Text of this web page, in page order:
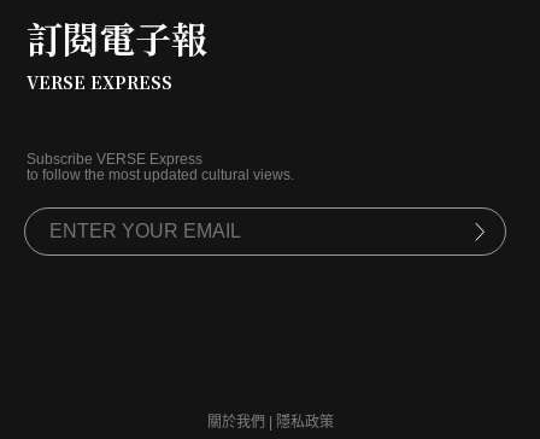
訂閱電子報
VERSE EXPRESS
Subscribe VERSE Express
to follow the most updated cultural views.
關於我們 隱私政策